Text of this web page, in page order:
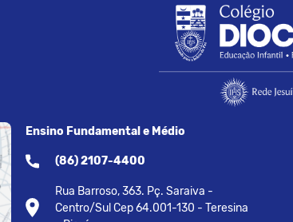
Ensino Fundamental e Médio
(86) 2107-4400
Rua Barroso, 363. Pç. Saraiva -
Centro/Sul Cep 64.001-130 - Teresina